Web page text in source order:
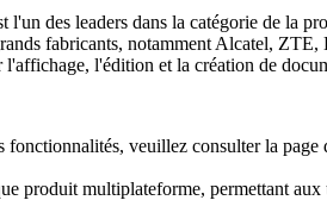
l'un des leaders dans la catégorie de la
fabricants, notamment Alcatel,
l'édition et la création de
veuillez consulter la page
produit multiplateforme, permettant